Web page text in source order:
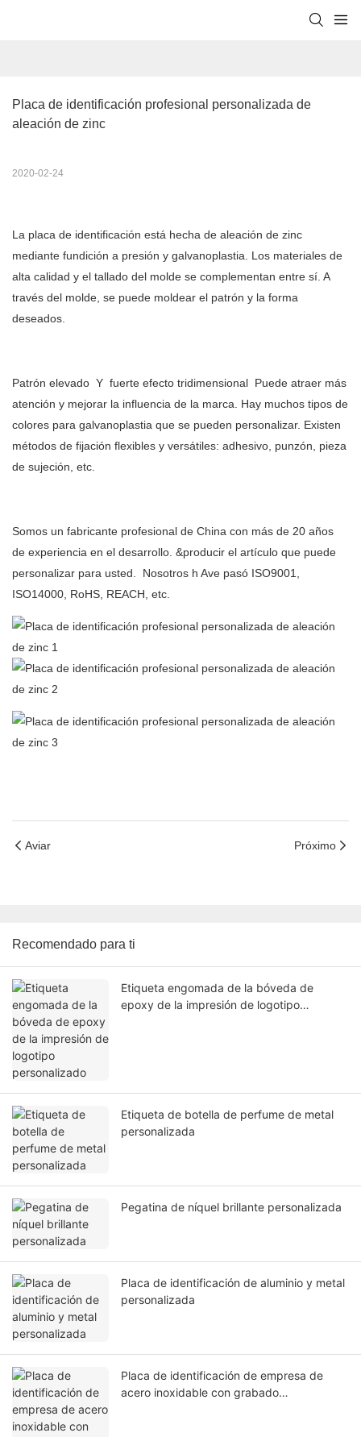
Placa de identificación profesional personalizada de
aleación de zinc
2020-02-24
La placa de identificación está hecha de aleación de zinc
mediante fundición a presión y galvanoplastia. Los materiales de
alta calidad y el tallado del molde se complementan entre sí. A
través del molde, se puede moldear el patrón y la forma
deseados.
Patrón elevado Y fuerte efecto tridimensional Puede atraer más
atención y mejorar la influencia de la marca. Hay muchos tipos de
colores para galvanoplastia que se pueden personalizar. Existen
métodos de fijación flexibles y versátiles: adhesivo, punzón, pieza
de sujeción, etc.
Somos un fabricante profesional de China con más de 20 años
de experiencia en el desarrollo. &producir el artículo que puede
personalizar para usted.
Nosotros h Ave pasó ISO9001,
ISO14000, RoHS, REACH, etc.
Aviar Próximo
Recomendado para ti
Etiqueta engomada de la bóveda de
epoxy de la impresión de logotipo
Etiqueta de botella de perfume de metal
personalizada
Pegatina de níquel brillante personalizada
Placa de identificación de aluminio y metal
personalizada
Placa de identificación de empresa de
acero inoxidable con grabado